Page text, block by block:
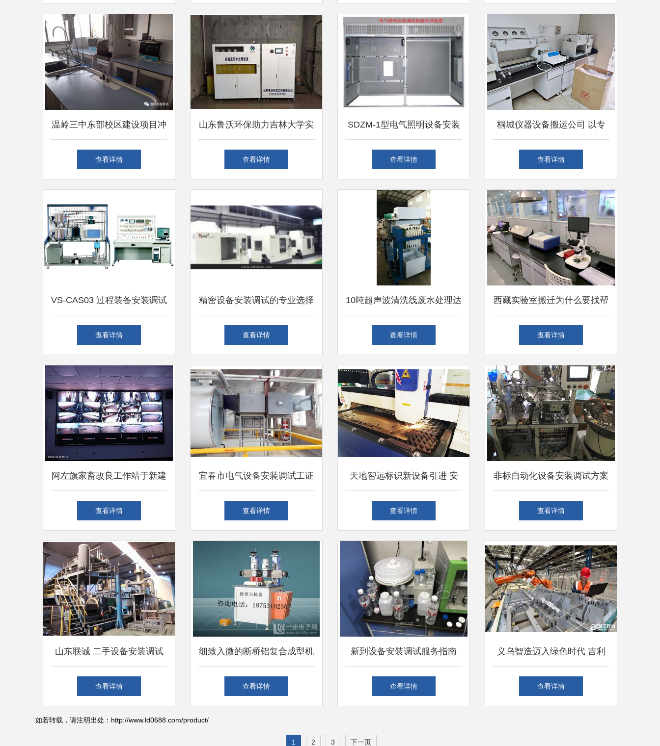
微电脑切带机hzx 100价格
温岭三中东部校区建设项目冲
刺 仪器设备安装调试阶段全
查看详情
山东鲁沃环保助力吉林大学实
验室废水处理设备圆满完成安
查看详情
SDZM-1型电气照明设备安装
调试技能实训装置的设备安装
查看详情
桐城仪器设备搬运公司 以专
业服务助力生态形势应对
查看详情
VS-CAS03 过程装备安装调试
技术实训装置 以精湛服务赋
查看详情
精密设备安装调试的专业选择
从服务到实践的深度解析
查看详情
10吨超声波清洗线废水处理达
标排放设备安装调试服务详解
查看详情
西藏实验室搬迁为什么要找帮
德运
查看详情
阿左旗家畜改良工作站于新建
蒙古牛保种场开展仪器设备调
查看详情
宜春市电气设备安装调试工证
考取 职业前景、难度详解与
查看详情
天地智远标识新设备引进 安
装调试圆满成功，服务精准可
查看详情
非标自动化设备安装调试方案
与仪器设备安装调试服务指南
查看详情
山东联诚 二手设备安装调试
服务的专业之道
查看详情
细致入微的断桥铝复合成型机
安装调试服务解析
查看详情
新到设备安装调试服务指南
以海光原子荧光光度计为例
查看详情
义乌智造迈入绿色时代 吉利
新能源整车设备安装调试服务
查看详情
如若转载，请注明出处：http://www.ld0688.com/product/
1 2 3 下一页